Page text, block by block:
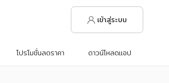
เข้าสู่ระบบ
โปรโมชั่นลดราคา ดาวน์โหลดแอป